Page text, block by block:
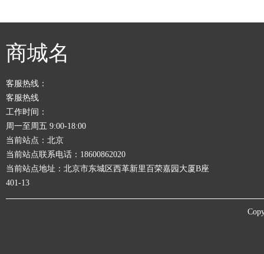
商城名
客服热线：
客服热线
工作时间：
周一至周五 9:00-18:00
当前站点：北京
当前站点联系电话：18600862020
当前站点地址：北京市东城区西革新里百荣嘉园大厦B座
401-13